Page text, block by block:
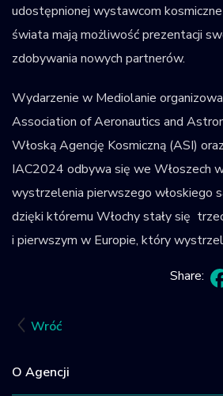
Wróć
O Agencji
udostępnionej wystawcom
świata mają możliwość prezentacji
zdobywania nowych partnerów.
Wydarzenie w Mediolanie
Association of Aeronautics and
Włoską Agencję Kosmiczną (ASI)
IAC2024 odbywa się we Włoszech
wystrzelenia pierwszego włoskiego
dzięki któremu Włochy stały się
i pierwszym w Europie, który
Share: